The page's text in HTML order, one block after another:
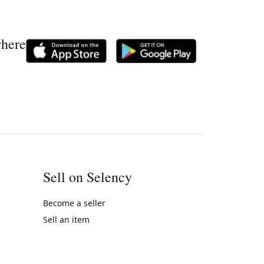
Sell on Selency
Become a seller
Sell an item